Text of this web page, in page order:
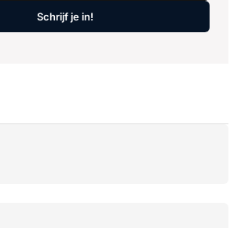
Schrijf je in!